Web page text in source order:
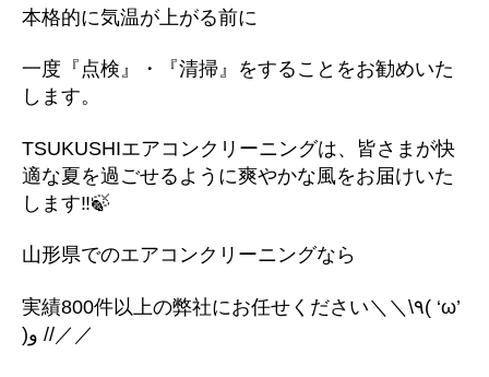
本格的に気温が上がる前に
一度『点検』・『清掃』をすることをお勧めいた
します。
TSUKUSHIエアコンクリーニングは、皆さまが快
適な夏を過ごせるように爽やかな風をお届けいた
します‼︎🍃
山形県でのエアコンクリーニングなら
実績800件以上の弊社にお任せください＼＼\٩( ‘ω’
)و //／／